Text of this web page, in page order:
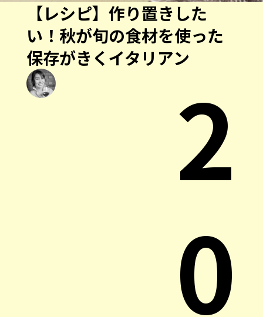
【レシピ】作り置きした
い！秋が旬の食材を使った
保存がきくイタリアン
2
0